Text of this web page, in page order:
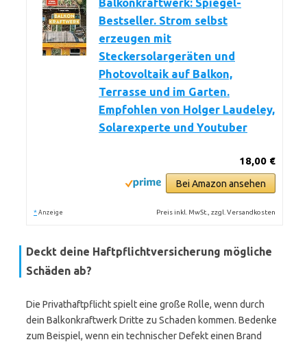
Balkonkraftwerk: Spiegel-
Bestseller. Strom selbst
erzeugen mit
Steckersolargeräten und
Photovoltaik auf Balkon,
Terrasse und im Garten.
Empfohlen von Holger Laudeley,
Solarexperte und Youtuber
18,00 €
Bei Amazon ansehen
* Anzeige Preis inkl. MwSt., zzgl. Versandkosten
Deckt deine Haftpflichtversicherung mögliche
Schäden ab?
Die Privathaftpflicht spielt eine große Rolle, wenn durch
dein Balkonkraftwerk Dritte zu Schaden kommen. Bedenke
zum Beispiel, wenn ein technischer Defekt einen Brand